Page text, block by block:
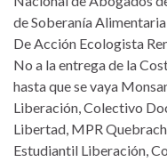
de Soberanía
De Acción Ecologista
No a la entrega de la
hasta que se vaya
Liberación, Colectivo
Libertad, MPR
Estudiantil Liberación,